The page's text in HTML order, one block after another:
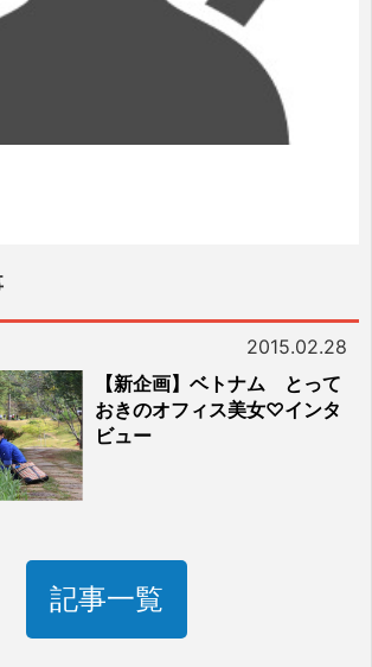
2015.02.28
【新企画】ベトナム とって
おきのオフィス美女♡インタ
ビュー
記事一覧